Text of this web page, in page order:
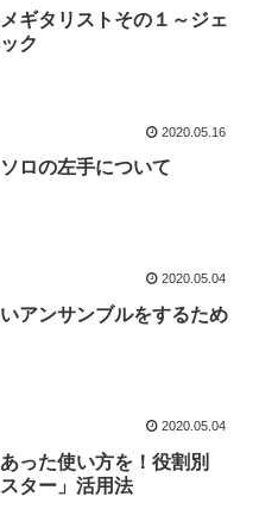
ギタリストその１～ジェ
ク
2020.05.16
ロの左手について
2020.05.04
アンサンブルをするため
2020.05.04
った使い方を！役割別
スター」活用法